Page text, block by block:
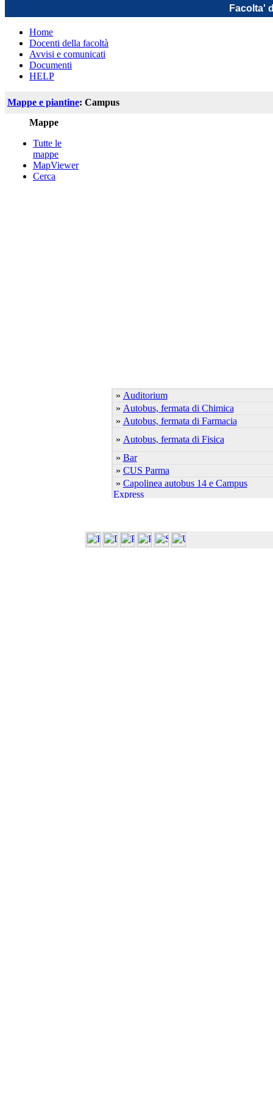
Facolta'
Home
Docenti della facoltà
Avvisi e comunicati
Documenti
HELP
Mappe e piantine: Campus
Mappe
Tutte le
mappe
MapViewer
Cerca
» Auditorium
» Autobus, fermata di Chimica
» Autobus, fermata di Farmacia
» Autobus, fermata di Fisica
» Bar
» CUS Parma
» Capolinea autobus 14 e Campus
Express
»Centro Linguistico
»Centro S.Elisabetta